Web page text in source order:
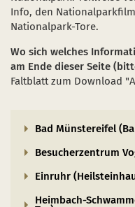
Geologie, Böden
Forschung im
Naturentwicklung
Der Wolf kehrt
Wandervorschläge
Wildnis-Trail
Kinder,
Barrierefrei
Erlebnisregion
Natur-Erlebnis-
Nationalpark-
Nationalpark-Kitas
Fahrtziel Natur
Einsatz von
Fan-Artikel zum
Bücher und Karten
Afrikanische
Info, den
Nationalpark-Tore.
Wo sich welches
am Ende dieser Seite
Faltblatt zum Download
Bad Münstereifel
Besucherzentrum
Einruhr
Heimbach-